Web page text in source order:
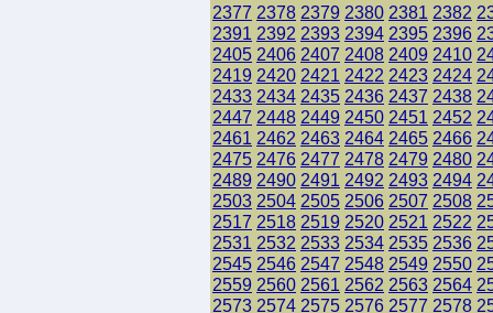
2377 2378 2379 2380 2381 2382
2391 2392 2393 2394 2395 2396
2405 2406 2407 2408 2409 2410
2419 2420 2421 2422 2423 2424
2433 2434 2435 2436 2437 2438
2447 2448 2449 2450 2451 2452
2461 2462 2463 2464 2465 2466
2475 2476 2477 2478 2479 2480
2489 2490 2491 2492 2493 2494
2503 2504 2505 2506 2507 2508
2517 2518 2519 2520 2521 2522
2531 2532 2533 2534 2535 2536
2545 2546 2547 2548 2549 2550
2559 2560 2561 2562 2563 2564
2573 2574 2575 2576 2577 2578